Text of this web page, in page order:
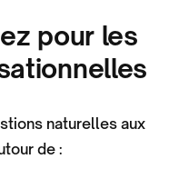
pour les
naturelles aux
de :